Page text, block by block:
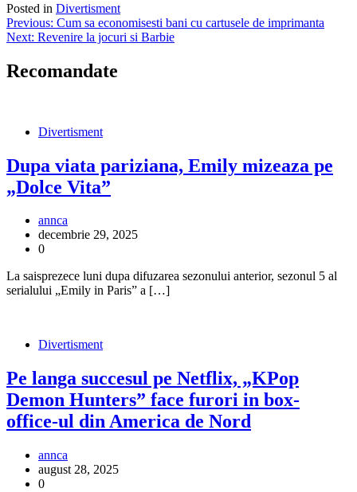
Posted in Divertisment
Navigare
în
articole
Previous: Cum sa economisesti bani cu cartusele de imprimanta
Next: Revenire la jocuri si Barbie
Recomandate
Divertisment
Dupa viata pariziana, Emily mizeaza pe
„Dolce Vita”
annca
decembrie 29, 2025
0
La saisprezece luni dupa difuzarea sezonului anterior, sezonul 5 al
serialului „Emily in Paris” a […]
Divertisment
Pe langa succesul pe Netflix, „KPop
Demon Hunters” face furori in box-
office-ul din America de Nord
annca
august 28, 2025
0